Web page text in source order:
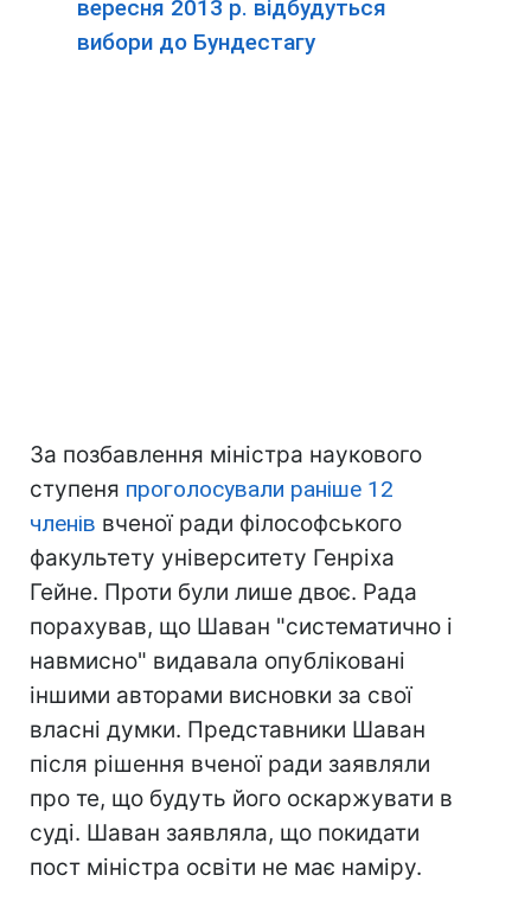
вересня 2013 р. відбудуться
вибори до Бундестагу
За позбавлення міністра наукового
ступеня проголосували раніше 12
членів вченої ради філософського
факультету університету Генріха
Гейне. Проти були лише двоє. Рада
порахував, що Шаван "систематично і
навмисно" видавала опубліковані
іншими авторами висновки за свої
власні думки. Представники Шаван
після рішення вченої ради заявляли
про те, що будуть його оскаржувати в
суді. Шаван заявляла, що покидати
пост міністра освіти не має наміру.